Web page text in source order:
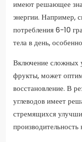
имеют решающее
энергии. Например,
потребления 6-10
тела в день,
Включение сложных
фрукты, может
восстановление. В
углеводов имеет
стремящихся
производительность